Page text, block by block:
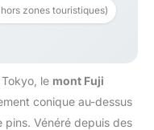
zones touristiques)
le mont Fuji
conique au-dessus
Vénéré depuis des